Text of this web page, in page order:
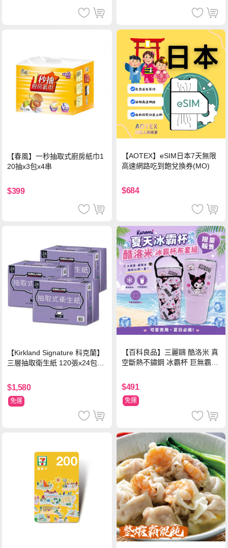
【春風】一秒抽取式廚房紙巾1
20抽x3包x4串
$399
【AOTEX】eSIM日本7天無限
高速網路吃到飽兌換券(MO)
$684
【Kirkland Signature 科克蘭】
三層抽取衛生紙 120張x24包x3
$1,580
免運
【百科良品】三麗鷗 酷洛米 真
空斷熱不鏽鋼 冰霸杯 巨無霸鋼
ml-信封款(贈手提杯套)
$491
免運